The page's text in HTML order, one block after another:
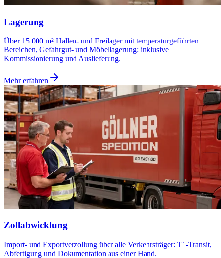
Lagerung
Über 15.000 m² Hallen- und Freilager mit temperaturgeführten
Bereichen, Gefahrgut- und Möbellagerung: inklusive
Kommissionierung und Auslieferung.
Mehr erfahren
Zollabwicklung
Import- und Exportverzollung über alle Verkehrsträger: T1-Transit,
Abfertigung und Dokumentation aus einer Hand.